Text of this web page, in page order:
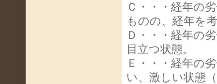
Ｃ・・・経年の
ものの、経年を
Ｄ・・・経年の
目立つ状態。
Ｅ・・・経年の
い、激しい状態